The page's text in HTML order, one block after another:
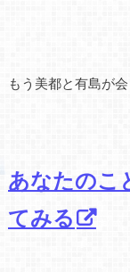
もう美都と有島が
あなたのこ
てみる